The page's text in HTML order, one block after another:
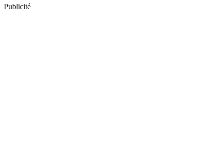
Publicité